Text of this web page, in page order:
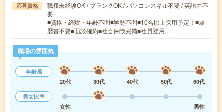
応募資格
職種未経験OK / ブランクOK / パソコンスキル不要 / 英語力不
要
■資格・経験・年齢不問■学歴不問■10名以上採用予定！■履
歴書不要■面談確約■社会保険完備■社員登用…
職場の雰囲気
年齢層
20代
30代 40代 50代
60代
男女比率
女性
男性